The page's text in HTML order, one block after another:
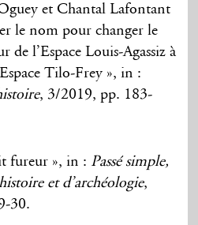
et Chantal Lafontant
le nom pour changer le
de l’Espace Louis-Agassiz à
Tilo-Frey », in :
, 3/2019, pp. 183-
fureur », in : Passé simple,
et d’archéologie,
30.